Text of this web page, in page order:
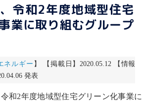
令和2年度地域型住宅
業に取り組むグループ
ネルギー 】 【掲載日】2020.05.12 【情報
発表
和2年度地域型住宅グリーン化事業に